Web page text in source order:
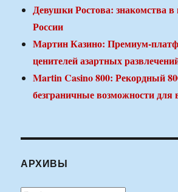
Девушки Ростова: знакомства
России
Мартин Казино: Премиум-
ценителей азартных
Martin Casino 800: Рекордный
безграничные возможности
АРХИВЫ